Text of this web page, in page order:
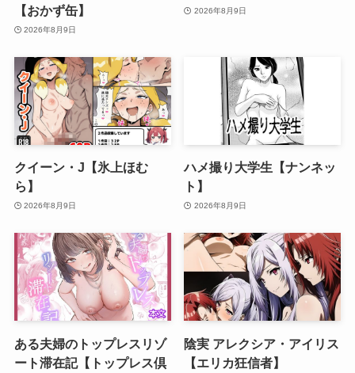
【おかず缶】
2026年8月9日
2026年8月9日
クイーン・J【氷上ほむ
ら】
2026年8月9日
ハメ撮り大学生【ナンネッ
ト】
2026年8月9日
ある夫婦のトップレスリゾ
ート滞在記【トップレス倶
陰実 アレクシア・アイリス
【エリカ狂信者】